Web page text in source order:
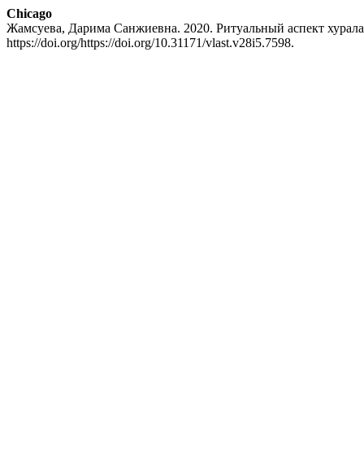
Chicago
Жамсуева, Дарима Санжиевна. 2020. Ритуальный аспект
https://doi.org/https://doi.org/10.31171/vlast.v28i5.7598.